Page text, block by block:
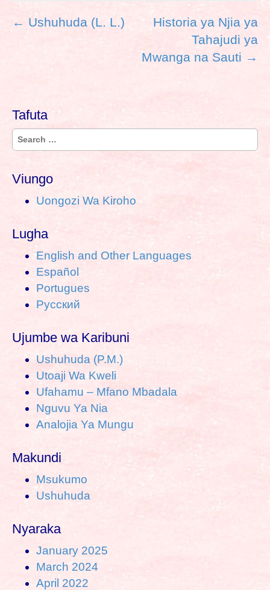
P
v
i
g
t
← Ushuhuda (L. L.)
Historia ya Njia ya
Tahajudi ya
Mwanga na Sauti →
Tafuta
S
e
r
Viungo
Uongozi Wa Kiroho
Lugha
English and Other Languages
Español
Portugues
Pусский
Ujumbe wa Karibuni
Ushuhuda (P.M.)
Utoaji Wa Kweli
Ufahamu – Mfano Mbadala
Nguvu Ya Nia
Analojia Ya Mungu
Makundi
Msukumo
Ushuhuda
Nyaraka
January 2025
March 2024
April 2022